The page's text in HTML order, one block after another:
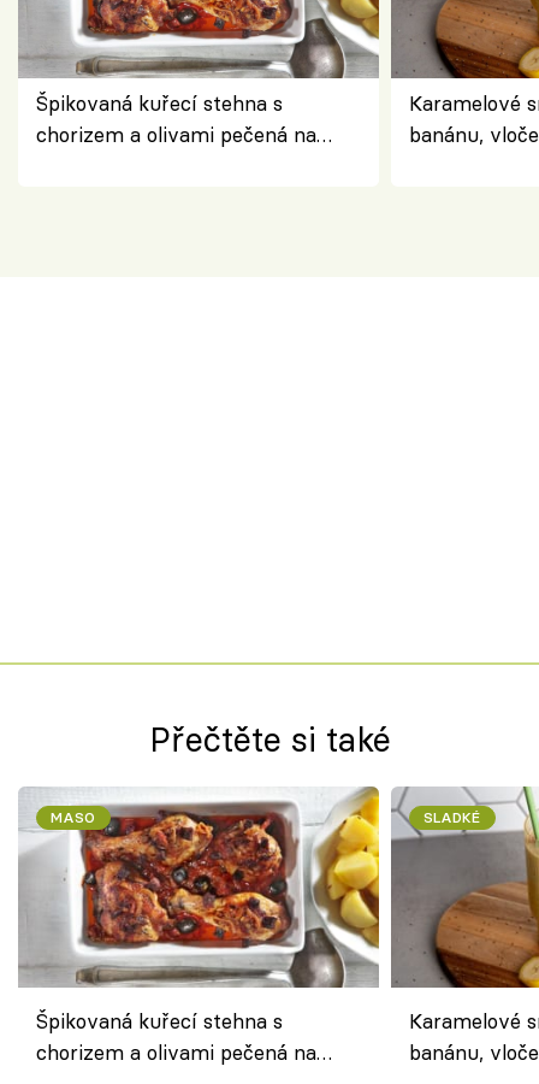
Špikovaná kuřecí stehna s
chorizem a olivami pečená na
Karamelové
banánu,
Přečtěte si také
MASO
Špikovaná kuřecí stehna s
chorizem a olivami pečená na
SLADKÉ
Karamelové
banánu,